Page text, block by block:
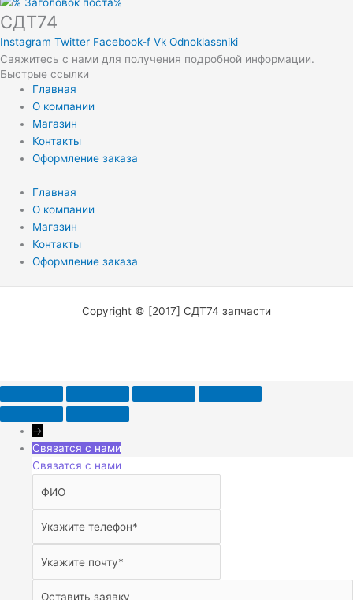
СДТ74
Instagram Twitter Facebook-f Vk Odnoklassniki
Свяжитесь с нами для получения подробной информации.
Быстрые ссылки
Главная
О компании
Магазин
Контакты
Оформление заказа
Главная
О компании
Магазин
Контакты
Оформление заказа
Copyright © [2017] СДТ74 запчасти
→
Связатся с нами
Связатся с нами